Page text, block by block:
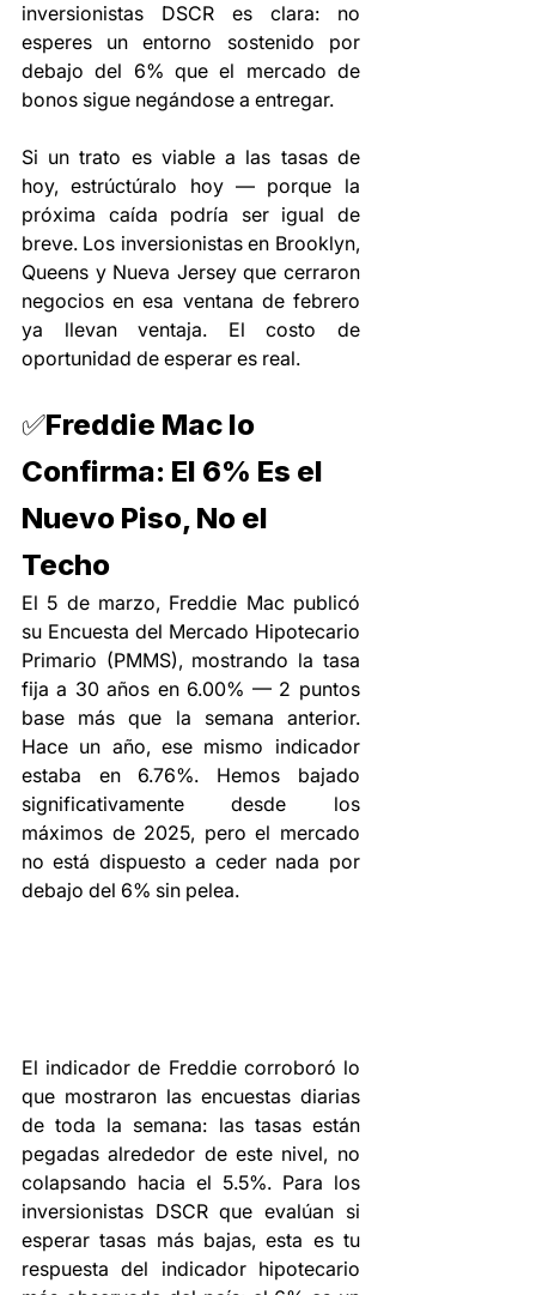
inversionistas DSCR es clara: no
esperes un entorno sostenido por
debajo del 6% que el mercado de
bonos sigue negándose a entregar.
Si un trato es viable a las tasas de
hoy, estrúctúralo hoy — porque la
próxima caída podría ser igual de
breve. Los inversionistas en Brooklyn,
Queens y Nueva Jersey que cerraron
negocios en esa ventana de febrero
ya llevan ventaja. El costo de
oportunidad de esperar es real.
✅Freddie Mac lo
Confirma: El 6% Es el
Nuevo Piso, No el
Techo
El 5 de marzo, Freddie Mac publicó
su Encuesta del Mercado Hipotecario
Primario (PMMS), mostrando la tasa
fija a 30 años en 6.00% — 2 puntos
base más que la semana anterior.
Hace un año, ese mismo indicador
estaba en 6.76%. Hemos bajado
significativamente desde los
máximos de 2025, pero el mercado
no está dispuesto a ceder nada por
debajo del 6% sin pelea.
El indicador de Freddie corroboró lo
que mostraron las encuestas diarias
de toda la semana: las tasas están
pegadas alrededor de este nivel, no
colapsando hacia el 5.5%. Para los
inversionistas DSCR que evalúan si
esperar tasas más bajas, esta es tu
respuesta del indicador hipotecario